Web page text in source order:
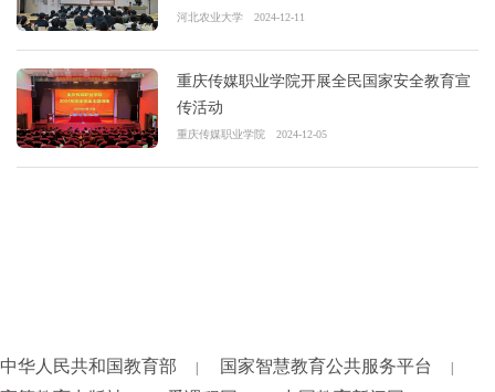
河北农业大学 2024-12-11
重庆传媒职业学院开展全民国家安全教育宣
传活动
重庆传媒职业学院 2024-12-05
中华人民共和国教育部 国家智慧教育公共服务平台